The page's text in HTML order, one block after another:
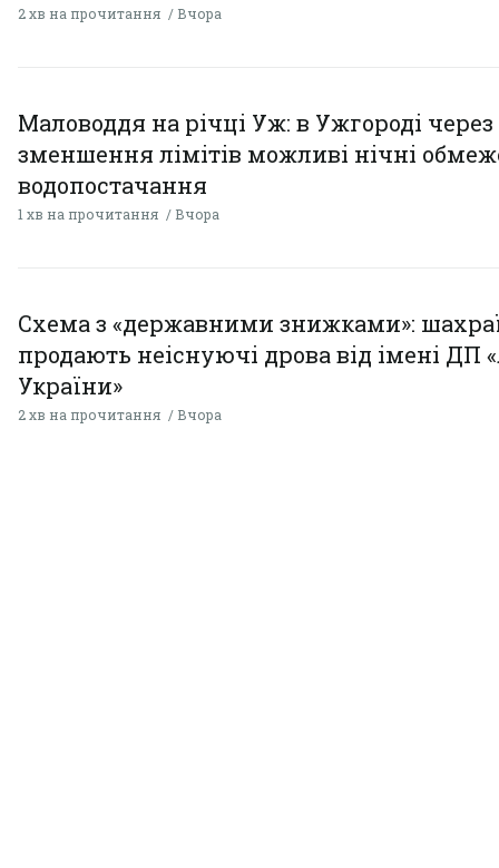
2 хв на прочитання Вчора
Маловоддя на річці Уж: в Ужгороді через
зменшення лімітів можливі нічні
водопостачання
1 хв на прочитання Вчора
Схема з «державними знижками»:
продають неіснуючі дрова від імені ДП
України»
2 хв на прочитання Вчора